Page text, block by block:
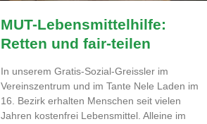
MUT-Lebensmittelhilfe:
Retten und fair-teilen
In unserem Gratis-Sozial-Greissler im
Vereinszentrum und im Tante Nele Laden im
16. Bezirk erhalten Menschen seit vielen
Jahren kostenfrei Lebensmittel. Alleine im